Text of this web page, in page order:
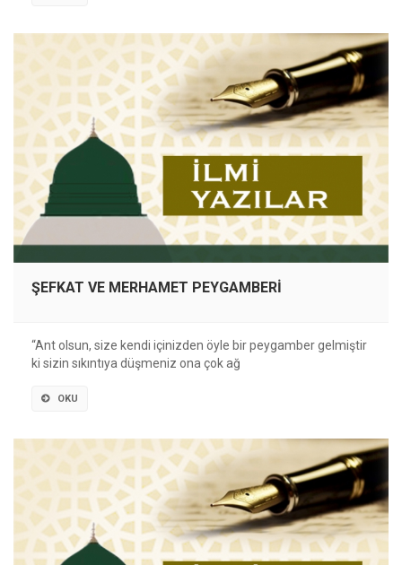
ŞEFKAT VE MERHAMET PEYGAMBERİ
“Ant olsun, size kendi içinizden öyle bir peygamber gelmiştir
ki sizin sıkıntıya düşmeniz ona çok ağ
OKU